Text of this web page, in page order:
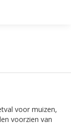
voor muizen,
voorzien van